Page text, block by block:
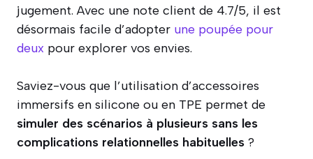
jugement. Avec une note client de 4.7/5, il est
désormais facile d’adopter une poupée pour
deux pour explorer vos envies.
Saviez-vous que l’utilisation d’accessoires
immersifs en silicone ou en TPE permet de
simuler des scénarios à plusieurs sans les
complications relationnelles habituelles ?